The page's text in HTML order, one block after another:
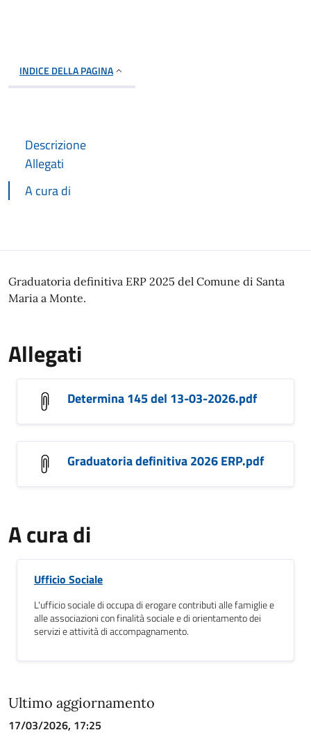
INDICE DELLA PAGINA
Descrizione
Allegati
A cura di
Descrizione
Graduatoria definitiva ERP 2025 del Comune di Santa
Maria a Monte.
Allegati
Determina 145 del 13-03-2026.pdf
Graduatoria definitiva 2026 ERP.pdf
A cura di
Ufficio Sociale
L'ufficio sociale di occupa di erogare contributi alle famiglie e
alle associazioni con finalità sociale e di orientamento dei
servizi e attività di accompagnamento.
Ultimo aggiornamento
17/03/2026, 17:25